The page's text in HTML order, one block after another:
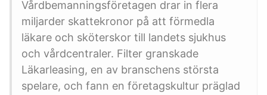
Vårdbemanningsföretagen drar in flera
miljarder skattekronor på att förmedla
läkare och sköterskor till landets sjukhus
och vårdcentraler. Filter granskade
Läkarleasing, en av branschens största
spelare, och fann en företagskultur präglad